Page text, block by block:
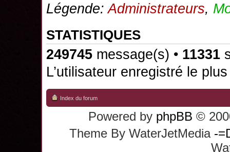
Légende:Administrateurs,
STATISTIQUES
249745 message(s) • 11331
L’utilisateur enregistré le
Index du forum
Powered by phpBB ©
Theme By WaterJetMedia -